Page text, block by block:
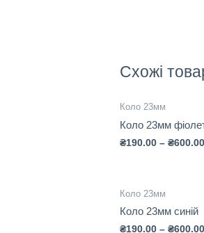
Схожі
Коло 23мм
Коло 23мм
₴190.00 –₴600.00
Коло 23мм
Коло 23мм синій
₴190.00 –₴600.00